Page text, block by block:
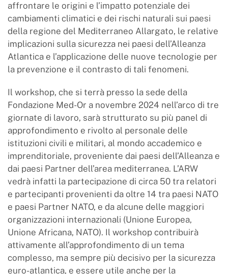
affrontare le origini e l’impatto potenziale dei
cambiamenti climatici e dei rischi naturali sui paesi
della regione del Mediterraneo Allargato, le relative
implicazioni sulla sicurezza nei paesi dell’Alleanza
Atlantica e l’applicazione delle nuove tecnologie per
la prevenzione e il contrasto di tali fenomeni.
Il workshop, che si terrà presso la sede della
Fondazione Med-Or a novembre 2024 nell’arco di tre
giornate di lavoro, sarà strutturato su più panel di
approfondimento e rivolto al personale delle
istituzioni civili e militari, al mondo accademico e
imprenditoriale, proveniente dai paesi dell’Alleanza e
dai paesi Partner dell’area mediterranea. L’ARW
vedrà infatti la partecipazione di circa 50 tra relatori
e partecipanti provenienti da oltre 14 tra paesi NATO
e paesi Partner NATO, e da alcune delle maggiori
organizzazioni internazionali (Unione Europea,
Unione Africana, NATO). Il workshop contribuirà
attivamente all’approfondimento di un tema
complesso, ma sempre più decisivo per la sicurezza
euro-atlantica, e essere utile anche per la